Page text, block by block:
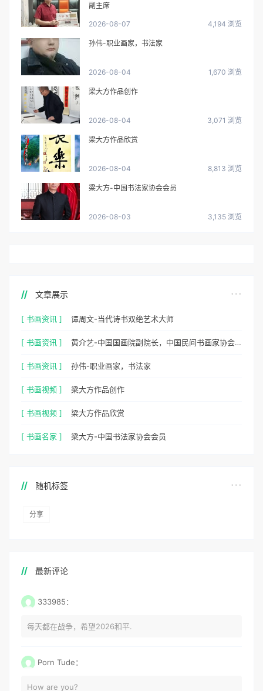
副主席
2026-08-07 4,194 浏览
孙伟-职业画家，书法家
2026-08-04 1,670 浏览
梁大方作品创作
2026-08-04 3,071 浏览
梁大方作品欣赏
2026-08-04 8,813 浏览
梁大方-中国书法家协会会员
2026-08-03 3,135 浏览
文章展示
[ 书画资讯 ] 谭周文-当代诗书双绝艺术大师
[ 书画资讯 ] 黄介艺-中国国画院副院长，中国民间书画家协会副主席
[ 书画资讯 ] 孙伟-职业画家，书法家
[ 书画视频 ] 梁大方作品创作
[ 书画视频 ] 梁大方作品欣赏
[ 书画名家 ] 梁大方-中国书法家协会会员
随机标签
分享
最新评论
333985：
每天都在战争，希望2026和平.
Porn Tude：
How are you?